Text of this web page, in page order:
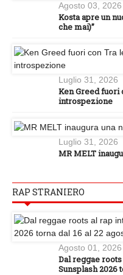
Agosto 03, 2026
Kosta apre un
che mai)”
Luglio 31, 2026
Ken Greed fuori
introspezione
Luglio 31, 2026
MR MELT
RAP STRANIERO
Agosto 01, 2026
Dal reggae
Sunsplash 2026